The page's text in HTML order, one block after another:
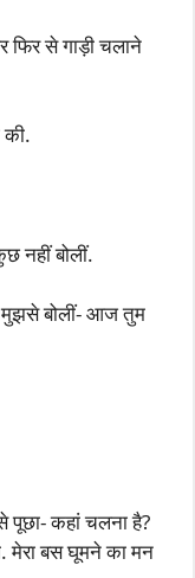
से गाड़ी चलाने
नहीं बोलीं.
बोलीं- आज तुम
पूछा- कहां चलना है?
मेरा बस घूमने का मन